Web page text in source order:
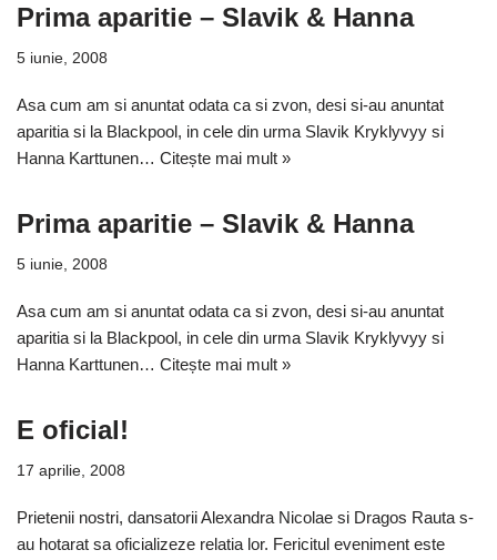
Prima aparitie – Slavik & Hanna
5 iunie, 2008
Asa cum am si anuntat odata ca si zvon, desi si-au anuntat
aparitia si la Blackpool, in cele din urma Slavik Kryklyvyy si
Hanna Karttunen… Citește mai mult »
Prima aparitie – Slavik & Hanna
5 iunie, 2008
Asa cum am si anuntat odata ca si zvon, desi si-au anuntat
aparitia si la Blackpool, in cele din urma Slavik Kryklyvyy si
Hanna Karttunen… Citește mai mult »
E oficial!
17 aprilie, 2008
Prietenii nostri, dansatorii Alexandra Nicolae si Dragos Rauta s-
au hotarat sa oficializeze relatia lor. Fericitul eveniment este